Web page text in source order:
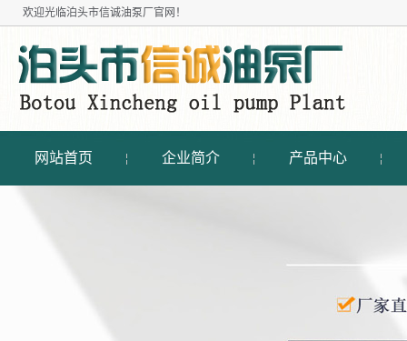
欢迎光临泊头市信诚油泵厂 官网！
网站首页 企业简介 产品中心